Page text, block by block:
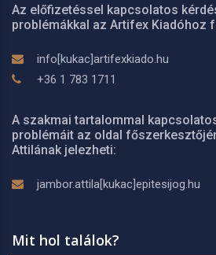
Az előfizetéssel kapcsolatos
problémákkal az Artifex Kiadóhoz
info[kukac]artifexkiado.hu
+36 1 783 1711
A szakmai tartalommal
problémáit az oldal
Attilának jelezheti:
jambor.attila[kukac]epitesijog.hu
Mit hol találok?